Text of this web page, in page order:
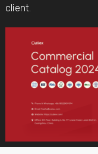
client.